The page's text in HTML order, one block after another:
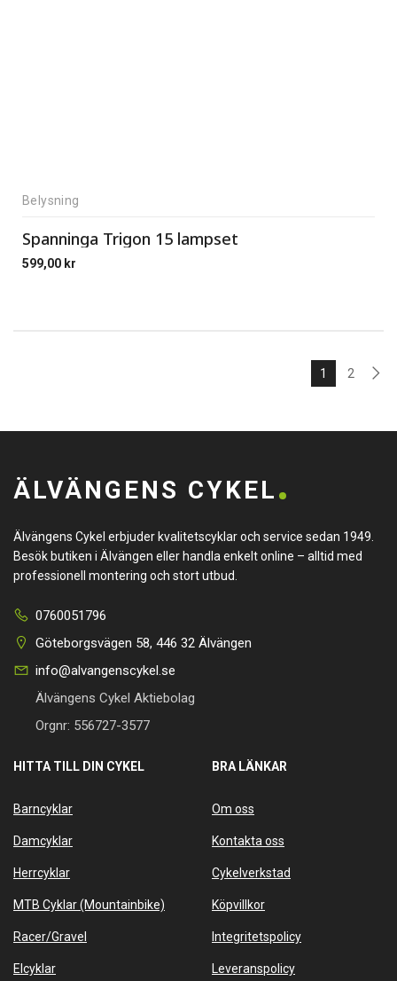
Belysning
Spanninga Trigon 15 lampset
599,00 kr
1 2
ÄLVÄNGENS CYKEL
Älvängens Cykel erbjuder kvalitetscyklar och service sedan 1949.
Besök butiken i Älvängen eller handla enkelt online – alltid med
professionell montering och stort utbud.
0760051796
Göteborgsvägen 58, 446 32 Älvängen
info@alvangenscykel.se
Älvängens Cykel Aktiebolag
Orgnr: 556727-3577
HITTA TILL DIN CYKEL
Barncyklar
Damcyklar
Herrcyklar
MTB Cyklar (Mountainbike)
Racer/Gravel
Elcyklar
BRA LÄNKAR
Om oss
Kontakta oss
Cykelverkstad
Köpvillkor
Integritetspolicy
Leveranspolicy